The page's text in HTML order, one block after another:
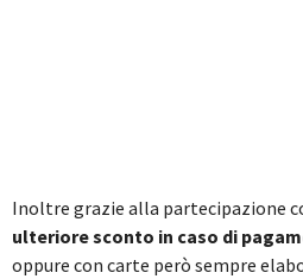
Inoltre grazie alla partecipazione
ulteriore sconto in caso di
oppure con carte però sempre